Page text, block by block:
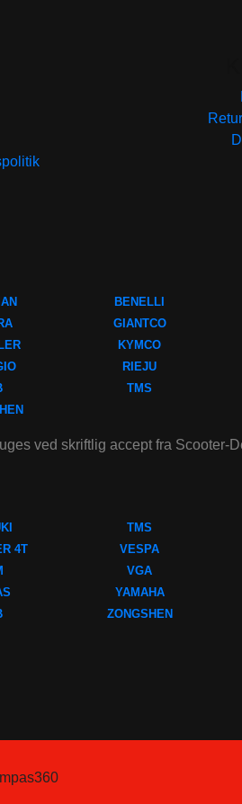
BENELLI
GIANTCO
KYMCO
RIEJU
TMS
ved skriftlig accept fra Scooter-
4T
TMS
VESPA
VGA
YAMAHA
ZONGSHEN